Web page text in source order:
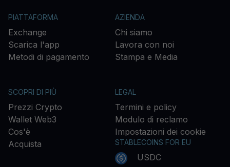
PIATTAFORMA
Exchange
Scarica l'app
Metodi di pagamento
AZIENDA
Chi siamo
Lavora con noi
Stampa e Media
SCOPRI DI PIÙ
Prezzi Crypto
Wallet Web3
Cos'è
Acquista
LEGAL
Termini e policy
Modulo di reclamo
Impostazioni dei cookie
STABLECOINS FOR EU
USDC